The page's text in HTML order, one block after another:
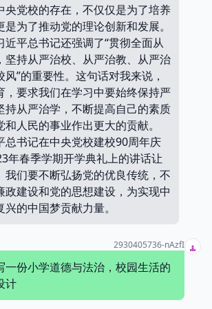
央党校的存在，不仅仅是为了培养
为了推动党的理论创新和发展。
近平总书记还强调了“贯彻全面从
坚持从严治校、从严治教、从严治
”的重要性。这句话对我来说，
，要求我们在学习中要始终保持严
持从严治学，不断提高自己的素质
人民的事业作出更大的贡献。
总书记在中央党校建校90周年庆
年春季学期开学典礼上的讲话让
我们要不断弘扬党的优良传统，不
政建设和党的思想建设，为实现中
的中国梦贡献力量。
2930405736-nAzfI
一份小学道德与法治，校园生活的
计